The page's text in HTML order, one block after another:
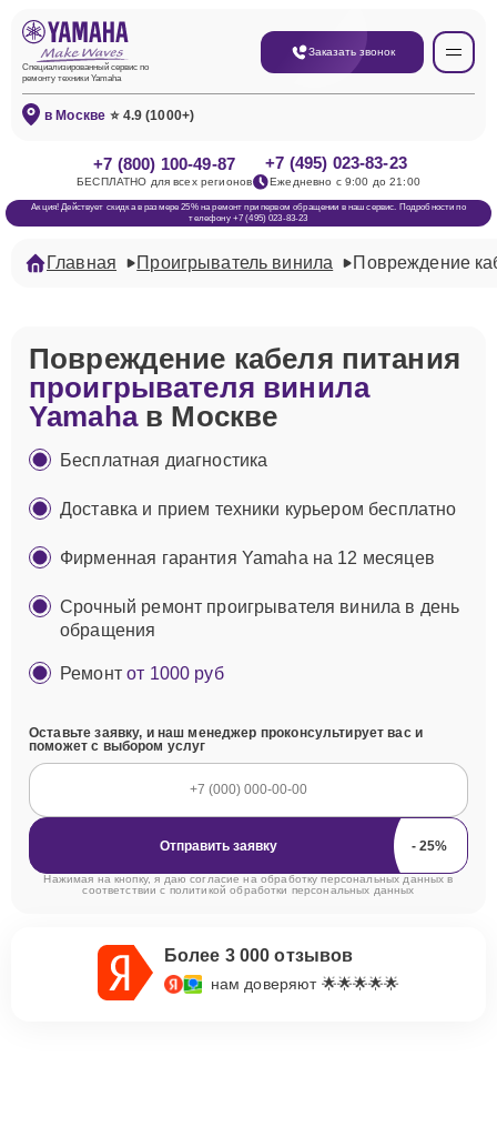
Специализированный сервис по
ремонту техники Yamaha
Заказать звонок
в Москве ⭐ 4.9 (1000+)
+7 (800) 100-49-87
БЕСПЛАТНО для всех регионов
+7 (495) 023-83-23
Ежедневно с 9:00 до 21:00
Акция! Действует скидка в размере 25% на ремонт при первом обращении в наш сервис. Подробности по
телефону +7 (495) 023-83-23
Главная Проигрыватель винила Повреждение
Повреждение кабеля питания
проигрывателя винила
Yamahaв Москве
Бесплатная диагностика
Доставка и прием техники курьером бесплатно
Фирменная гарантия Yamaha на 12 месяцев
Срочный ремонт проигрывателя винила в день
обращения
Ремонтот 1000 руб
Оставьте заявку, и наш менеджер проконсультирует вас и
поможет с выбором услуг
Отправить заявку
Нажимая на кнопку, я даю согласие на обработку персональных данных в
соответствии с политикой обработки персональных данных
Более 3 000 отзывов
нам доверяют 🌟🌟🌟🌟🌟